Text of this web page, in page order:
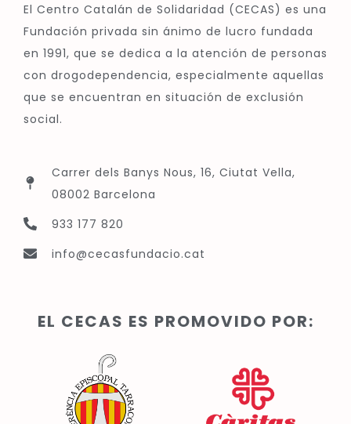
El Centro Catalán de Solidaridad (CECAS) es una
Fundación privada sin ánimo de lucro fundada
en 1991, que se dedica a la atención de personas
con drogodependencia, especialmente aquellas
que se encuentran en situación de exclusión
social.
Carrer dels Banys Nous, 16, Ciutat Vella,
08002 Barcelona
933 177 820
info@cecasfundacio.cat
EL CECAS ES PROMOVIDO POR: